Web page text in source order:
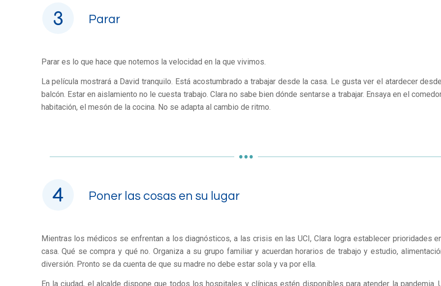
Parar
Parar es lo que hace que notemos la velocidad en la que vivimos.
La película mostrará a David tranquilo. Está acostumbrado a trabajar desde la casa. Le gusta ver el atardecer
balcón. Estar en aislamiento no le cuesta trabajo. Clara no sabe bien dónde sentarse a trabajar. Ensaya en el
habitación, el mesón de la cocina. No se adapta al cambio de ritmo.
Poner las cosas en su lugar
Mientras los médicos se enfrentan a los diagnósticos, a las crisis en las UCI, Clara logra establecer prioridades
casa. Qué se compra y qué no. Organiza a su grupo familiar y acuerdan horarios de trabajo y estudio,
diversión. Pronto se da cuenta de que su madre no debe estar sola y va por ella.
En la ciudad, el alcalde dispone que todos los hospitales y clínicas estén disponibles para atender la pandemia.